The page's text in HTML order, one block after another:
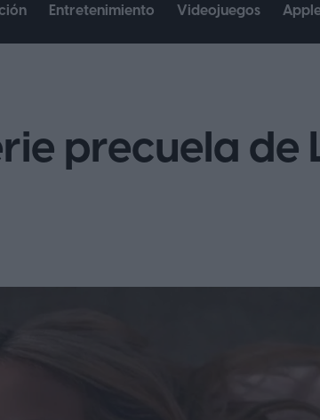
Entretenimiento Videojuegos
precuela